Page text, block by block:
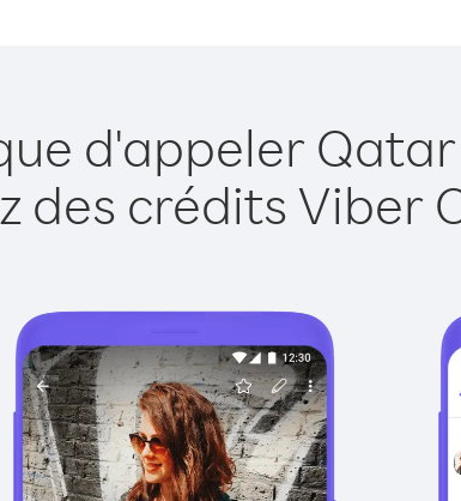
d'appeler
des crédits Viber